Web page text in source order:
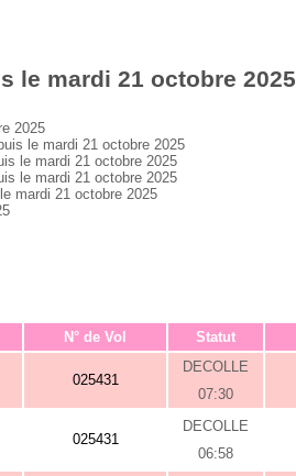
le mardi 21 octobre 2025
2025
le mardi 21 octobre 2025
le mardi 21 octobre 2025
le mardi 21 octobre 2025
mardi 21 octobre 2025
N° de Vol Statut
025431
DECOLLE
07:30
025431
DECOLLE
06:58